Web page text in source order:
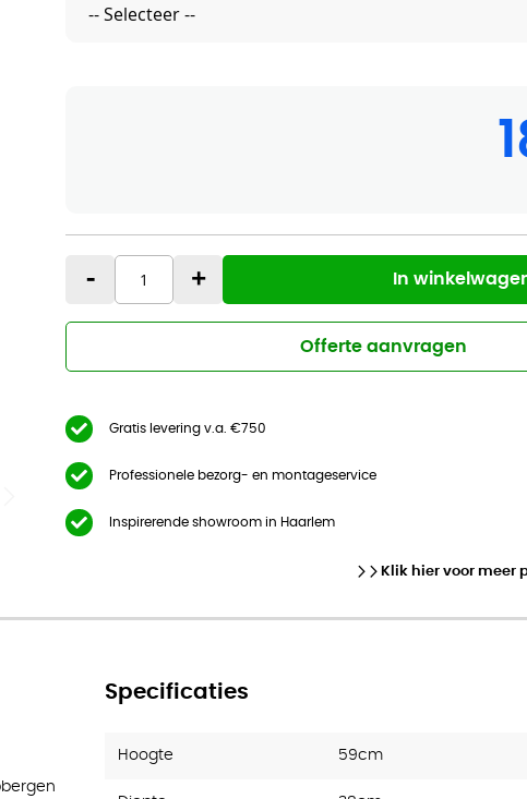
- + In
Offerte aanvragen
Gratis levering v.a. €750
Professionele bezorg- en montageservice
Inspirerende showroom in Haarlem
Klik hier voor meer
Specificaties
Hoogte 59cm